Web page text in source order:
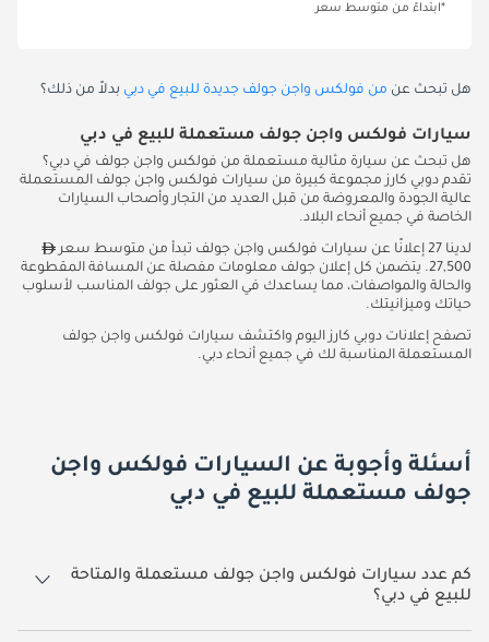
*ابتداءً من متوسط سعر
هل تبحث عن من فولكس واجن جولف جديدة للبيع في دبي بدلاً من ذلك؟
سيارات فولكس واجن جولف مستعملة للبيع في دبي
هل تبحث عن سيارة مثالية مستعملة من فولكس واجن جولف في دبي؟
تقدم دوبي كارز مجموعة كبيرة من سيارات فولكس واجن جولف المستعملة
عالية الجودة والمعروضة من قبل العديد من التجار وأصحاب السيارات
الخاصة في جميع أنحاء البلاد.
لدينا 27 إعلانًا عن سيارات فولكس واجن جولف تبدأ من متوسط سعر
27,500. يتضمن كل إعلان جولف معلومات مفصلة عن المسافة المقطوعة
والحالة والمواصفات، مما يساعدك في العثور على جولف المناسب لأسلوب
حياتك وميزانيتك.
تصفح إعلانات دوبي كارز اليوم واكتشف سيارات فولكس واجن جولف
المستعملة المناسبة لك في جميع أنحاء دبي.
أسئلة وأجوبة عن السيارات فولكس واجن
جولف مستعملة للبيع في دبي
كم عدد سيارات فولكس واجن جولف مستعملة والمتاحة
للبيع في دبي؟
27 سيارة فولكس واجن جولف مستعملة متوفرة للبيع في دبي.